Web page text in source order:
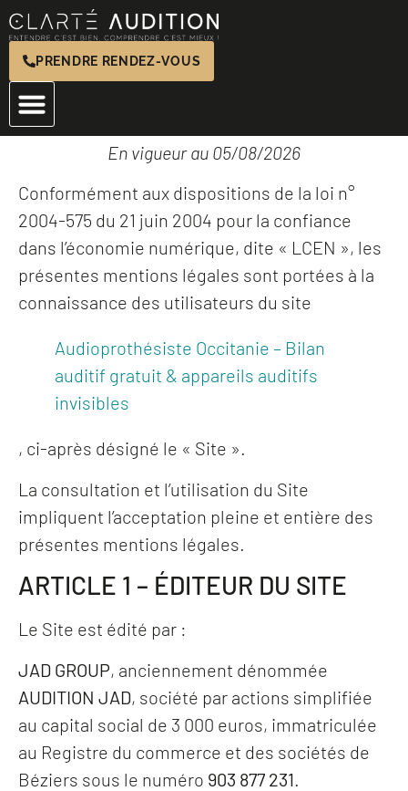
PRENDRE RENDEZ-VOUS
MENTIONS LÉGALES
En vigueur au 05/08/2026
Conformément aux dispositions de la loi n°
2004-575 du 21 juin 2004 pour la confiance
dans l’économie numérique, dite « LCEN », les
présentes mentions légales sont portées à la
connaissance des utilisateurs du site
Audioprothésiste Occitanie – Bilan
auditif gratuit & appareils auditifs
invisibles
, ci-après désigné le « Site ».
La consultation et l’utilisation du Site
impliquent l’acceptation pleine et entière des
présentes mentions légales.
ARTICLE 1 – ÉDITEUR DU SITE
Le Site est édité par :
JAD GROUP, anciennement dénommée
AUDITION JAD, société par actions simplifiée
au capital social de 3 000 euros, immatriculée
au Registre du commerce et des sociétés de
Béziers sous le numéro 903 877 231